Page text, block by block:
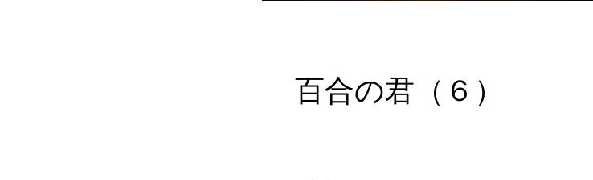
百合の君（６）